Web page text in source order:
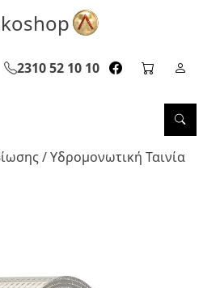
2310 52 10 10 facebook
cart
/ Υδρομονωτική Ταινία